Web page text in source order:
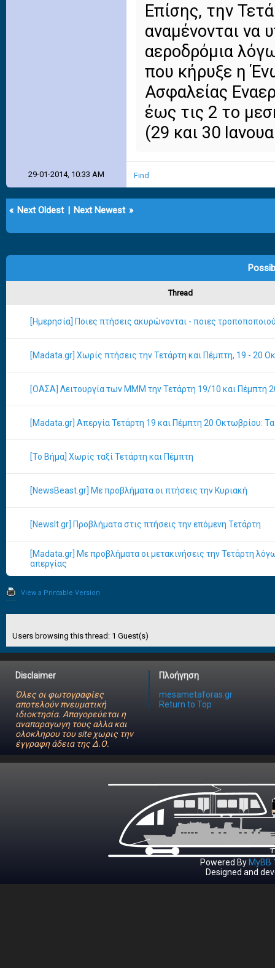
Επίσης, την
αναμένονται να
αεροδρόμια
που κήρυξε η
Ασφαλείας
έως τις 2 το
(29 και 30
29-01-2014, 10:33 AM Find
« Next Oldest | Next Newest »
Thread
[Ημερησία] Ποιες πτήσεις ακυρώνονται - ποιες
[Madata.gr] Χωρίς πτήσεις την Τετάρτη και Πέμπτη, 19 - 20
[ΟΑΣΑ] Λειτουργία των ΜΜΜ την Τετάρτη 19/10 και Πέμπτη
[Madata.gr] Απεργία Τετάρτη 19 και Πέμπτη 20 Οκτωβρίου:
[Το Βήμα] Χωρίς ταξί Τετάρτη και Πέμπτη
[NewsBeast.gr] Με προβλήματα οι πτήσεις την Κυριακή
[NewsIt.gr] Προβλήματα στις πτήσεις την επόμενη Τετάρτη
[Madata.gr] Με προβλήματα οι μετακινήσεις την Τετάρτη
απεργίας
View a Printable Version
Users browsing this thread: 1 Guest(s)
Disclaimer
Όλες οι φωτογραφίες
αποτελούν πνευματική
ιδιοκτησία. Απαγορεύεται η
αναπαραγωγη τους αλλα και
ολοκληρου του site χωρις την
έγγραφη άδεια της Δ.Ο.
Πλοήγηση
mesametaforas.gr
Return to Top
Powered By MyBB
Designed and